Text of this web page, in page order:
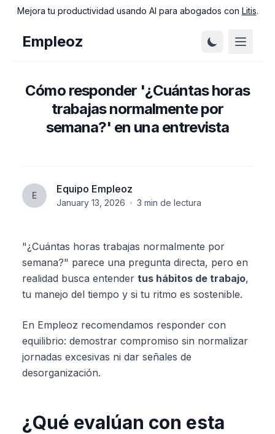
Mejora tu productividad usando AI para abogados con Litis.
Empleoz
Cómo responder '¿Cuántas horas
trabajas normalmente por
semana?' en una entrevista
E Equipo Empleoz
January 13, 2026 · 3 min de lectura
"¿Cuántas horas trabajas normalmente por
semana?" parece una pregunta directa, pero en
realidad busca entender tus hábitos de trabajo,
tu manejo del tiempo y si tu ritmo es sostenible.
En Empleoz recomendamos responder con
equilibrio: demostrar compromiso sin normalizar
jornadas excesivas ni dar señales de
desorganización.
¿Qué evalúan con esta